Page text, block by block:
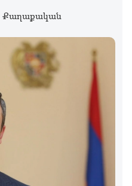
Madrid
Քաղաքական